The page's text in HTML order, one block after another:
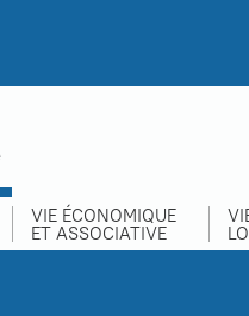
VIE ÉCONOMIQUE
ET ASSOCIATIVE